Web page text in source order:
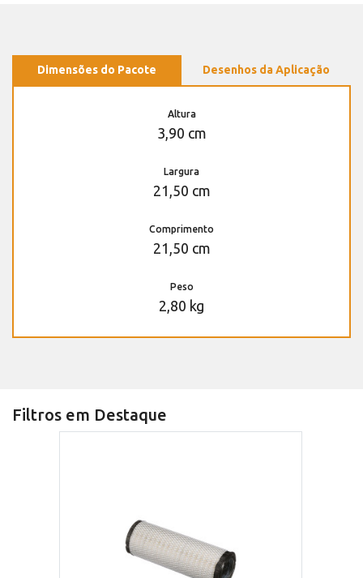
Dimensões do Pacote Desenhos da Aplicação
Altura
3,90 cm
Largura
21,50 cm
Comprimento
21,50 cm
Peso
2,80 kg
Filtros em Destaque